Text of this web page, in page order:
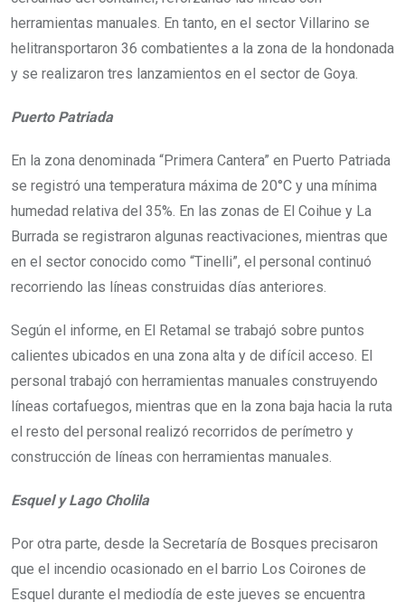
herramientas manuales. En tanto, en el sector Villarino se
helitransportaron 36 combatientes a la zona de la hondonada
y se realizaron tres lanzamientos en el sector de Goya.
Puerto Patriada
En la zona denominada “Primera Cantera” en Puerto Patriada
se registró una temperatura máxima de 20°C y una mínima
humedad relativa del 35%. En las zonas de El Coihue y La
Burrada se registraron algunas reactivaciones, mientras que
en el sector conocido como “Tinelli”, el personal continuó
recorriendo las líneas construidas días anteriores.
Según el informe, en El Retamal se trabajó sobre puntos
calientes ubicados en una zona alta y de difícil acceso. El
personal trabajó con herramientas manuales construyendo
líneas cortafuegos, mientras que en la zona baja hacia la ruta
el resto del personal realizó recorridos de perímetro y
construcción de líneas con herramientas manuales.
Esquel y Lago Cholila
Por otra parte, desde la Secretaría de Bosques precisaron
que el incendio ocasionado en el barrio Los Coirones de
Esquel durante el mediodía de este jueves se encuentra